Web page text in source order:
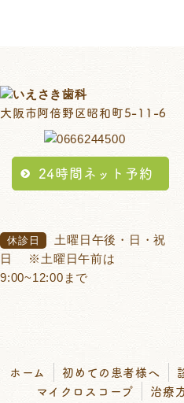
大阪市阿倍野区昭和町5-11-6
24時間ネット予約
休診日
土曜日午後・日・祝
日
※土曜日午前は
9:00~12:00まで
ホーム 初めての患者様へ
マイクロスコープ
治療